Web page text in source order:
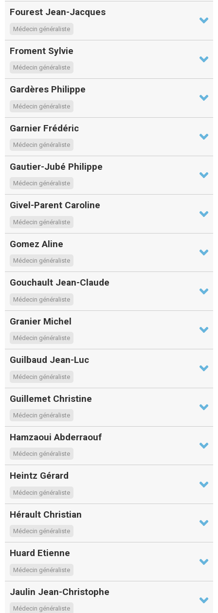
Fourest Jean-Jacques
Médecin généraliste
Froment Sylvie
Médecin généraliste
Gardères Philippe
Médecin généraliste
Garnier Frédéric
Médecin généraliste
Gautier-Jubé Philippe
Médecin généraliste
Givel-Parent Caroline
Médecin généraliste
Gomez Aline
Médecin généraliste
Gouchault Jean-Claude
Médecin généraliste
Granier Michel
Médecin généraliste
Guilbaud Jean-Luc
Médecin généraliste
Guillemet Christine
Médecin généraliste
Hamzaoui Abderraouf
Médecin généraliste
Heintz Gérard
Médecin généraliste
Hérault Christian
Médecin généraliste
Huard Etienne
Médecin généraliste
Jaulin Jean-Christophe
Médecin généraliste